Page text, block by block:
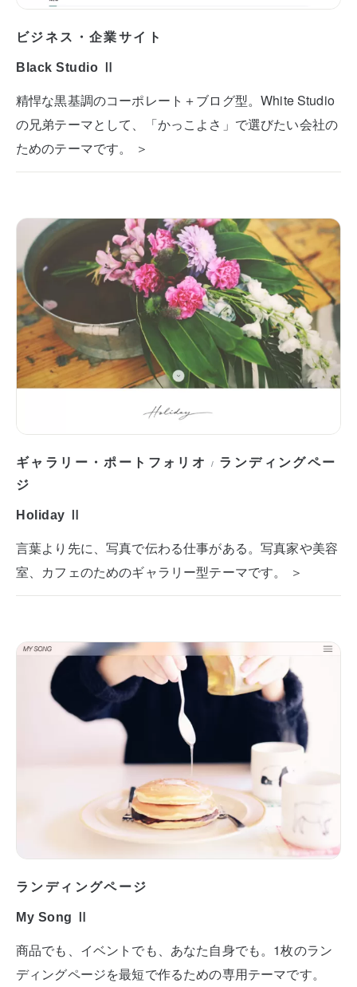
ビジネス・企業サイト
Black Studio Ⅱ
精悍な黒基調のコーポレート＋ブログ型。White Studio
の兄弟テーマとして、「かっこよさ」で選びたい会社の
ためのテーマです。 ＞
ギャラリー・ポートフォリオ / ランディングペー
ジ
Holiday Ⅱ
言葉より先に、写真で伝わる仕事がある。写真家や美容
室、カフェのためのギャラリー型テーマです。 ＞
ランディングページ
My Song Ⅱ
商品でも、イベントでも、あなた自身でも。1枚のラン
ディングページを最短で作るための専用テーマです。